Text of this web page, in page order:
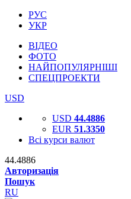
РУС
УКР
ВІДЕО
ФОТО
НАЙПОПУЛЯРНІШІ
СПЕЦПРОЕКТИ
USD
USD 44.4886
EUR 51.3350
Всі курси валют
44.4886
Авторизація
Пошук
RU